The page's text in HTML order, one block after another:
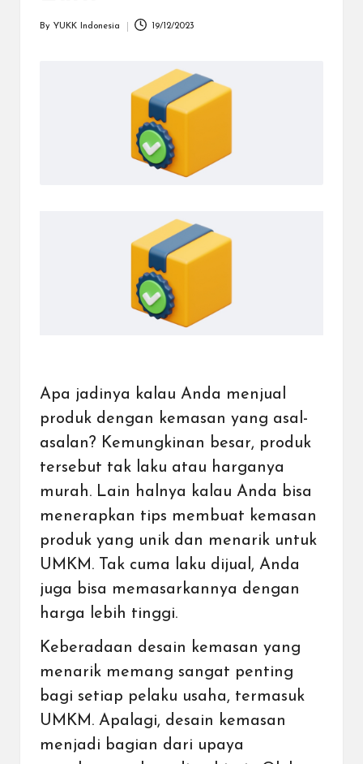
menerima
By YUKK Indonesia 19/12/2023
Apa jadinya kalau Anda menjual
produk dengan kemasan yang asal-
asalan? Kemungkinan besar, produk
tersebut tak laku atau harganya
murah. Lain halnya kalau Anda bisa
menerapkan tips membuat kemasan
produk yang unik dan menarik untuk
UMKM . Tak cuma laku dijual, Anda
juga bisa memasarkannya dengan
harga lebih tinggi.
Keberadaan desain kemasan yang
menarik memang sangat penting
bagi setiap pelaku usaha, termasuk
UMKM. Apalagi, desain kemasan
menjadi bagian dari upaya